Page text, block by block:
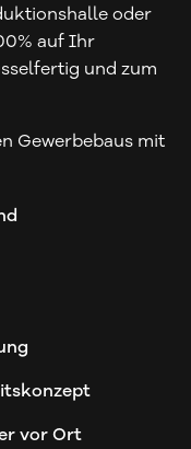
oder
auf Ihr
und zum
Gewerbebaus mit
vor Ort